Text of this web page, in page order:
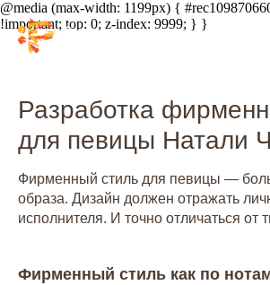
@media (max-width: 1199px) {
!important; top: 0; z-index: 9999; } }
Разработка
для певицы Натали
Фирменный стиль для певицы —
образа. Дизайн должен отражать
исполнителя. И точно отличаться от
Фирменный стиль как по